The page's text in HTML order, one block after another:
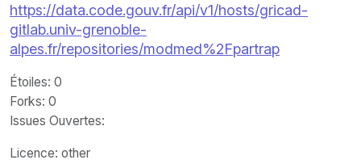
https://data.code.gouv.fr/api/v1/hosts/gricad-
gitlab.univ-grenoble-
alpes.fr/repositories/modmed%2Fpartrap
Étoiles: 0
Forks: 0
Issues Ouvertes:
Licence: other